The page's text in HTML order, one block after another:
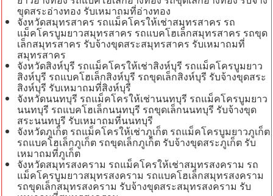
ขุดสระอ่างทอง รับเหมาถมที่อ่างทอง
จังหวัดสมุทรสาคร รถแม็คโครให้เช่าสมุทรสาคร รถ
แม็คโครบูมยาวสมุทรสาคร รถแบคโฮเล็กสมุทรสาคร รถขุด
เล็กสมุทรสาคร รับจ้างขุดสระสมุทรสาคร รับเหมาถมที่
สมุทรสาคร
จังหวัดสิงห์บุรี รถแม็คโครให้เช่าสิงห์บุรี รถแม็คโครบูมยาว
สิงห์บุรี รถแบคโฮเล็กสิงห์บุรี รถขุดเล็กสิงห์บุรี รับจ้างขุดสระ
สิงห์บุรี รับเหมาถมที่สิงห์บุรี
จังหวัดนนทบุรี รถแม็คโครให้เช่านนทบุรี รถแม็คโครบูมยาว
นนทบุรี รถแบคโฮเล็กนนทบุรี รถขุดเล็กนนทบุรี รับจ้างขุด
สระนนทบุรี รับเหมาถมที่นนทบุรี
จังหวัดภูเก็ต รถแม็คโครให้เช่าภูเก็ต รถแม็คโครบูมยาวภูเก็ต
รถแบคโฮเล็กภูเก็ต รถขุดเล็กภูเก็ต รับจ้างขุดสระภูเก็ต รับ
เหมาถมที่ภูเก็ต
จังหวัดสมุทรสงคราม รถแม็คโครให้เช่าสมุทรสงคราม รถ
แม็คโครบูมยาวสมุทรสงคราม รถแบคโฮเล็กสมุทรสงคราม
รถขุดเล็กสมุทรสงคราม รับจ้างขุดสระสมุทรสงคราม รับ